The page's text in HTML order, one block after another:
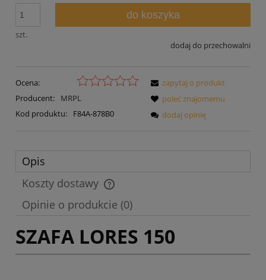
szt.
do koszyka
dodaj do przechowalni
Ocena:
Producent:
MRPL
Kod produktu:
F84A-878B0
zapytaj o produkt
poleć znajomemu
dodaj opinię
Opis
Koszty dostawy
Cena nie zawiera ewentualnych kosztów płatności
Opinie o produkcie (0)
SZAFA LORES 150